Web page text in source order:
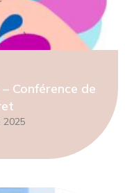
Conférence de
2025